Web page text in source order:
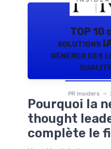
TOP 10
solutions
générer des
PR Insiders —
Pourquoi la
thought
complète le